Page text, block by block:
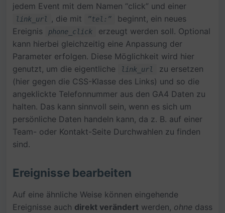
jedem Event mit dem Namen “click” und einer
link_url , die mit ”tel:”
beginnt, ein neues
Ereignis
phone_click
erzeugt werden soll. Optional
kann hierbei gleichzeitig eine Anpassung der
Parameter erfolgen. Diese Möglichkeit wird hier
genutzt, um die eigentliche
link_url
zu ersetzen
(hier gegen die CSS-Klasse des Links) und so die
angeklickte Telefonnummer aus den GA4 Daten zu
halten. Das kann sinnvoll sein, wenn es sich um
persönliche Daten handeln kann, da z. B. auf einer
Team- oder Kontakt-Seite Durchwahlen zu finden
sind.
Ereignisse bearbeiten
Auf eine ähnliche Weise können eingehende
Ereignisse auch direkt verändert werden, ohne dass